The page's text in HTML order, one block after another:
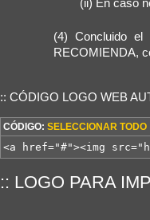
(ii) En caso
(4) Concluido
RECOMIENDA,
:: CÓDIGO LOGO WEB
CÓDIGO: SELECCIONAR TODO
<a href="#"><img
:: LOGO PARA